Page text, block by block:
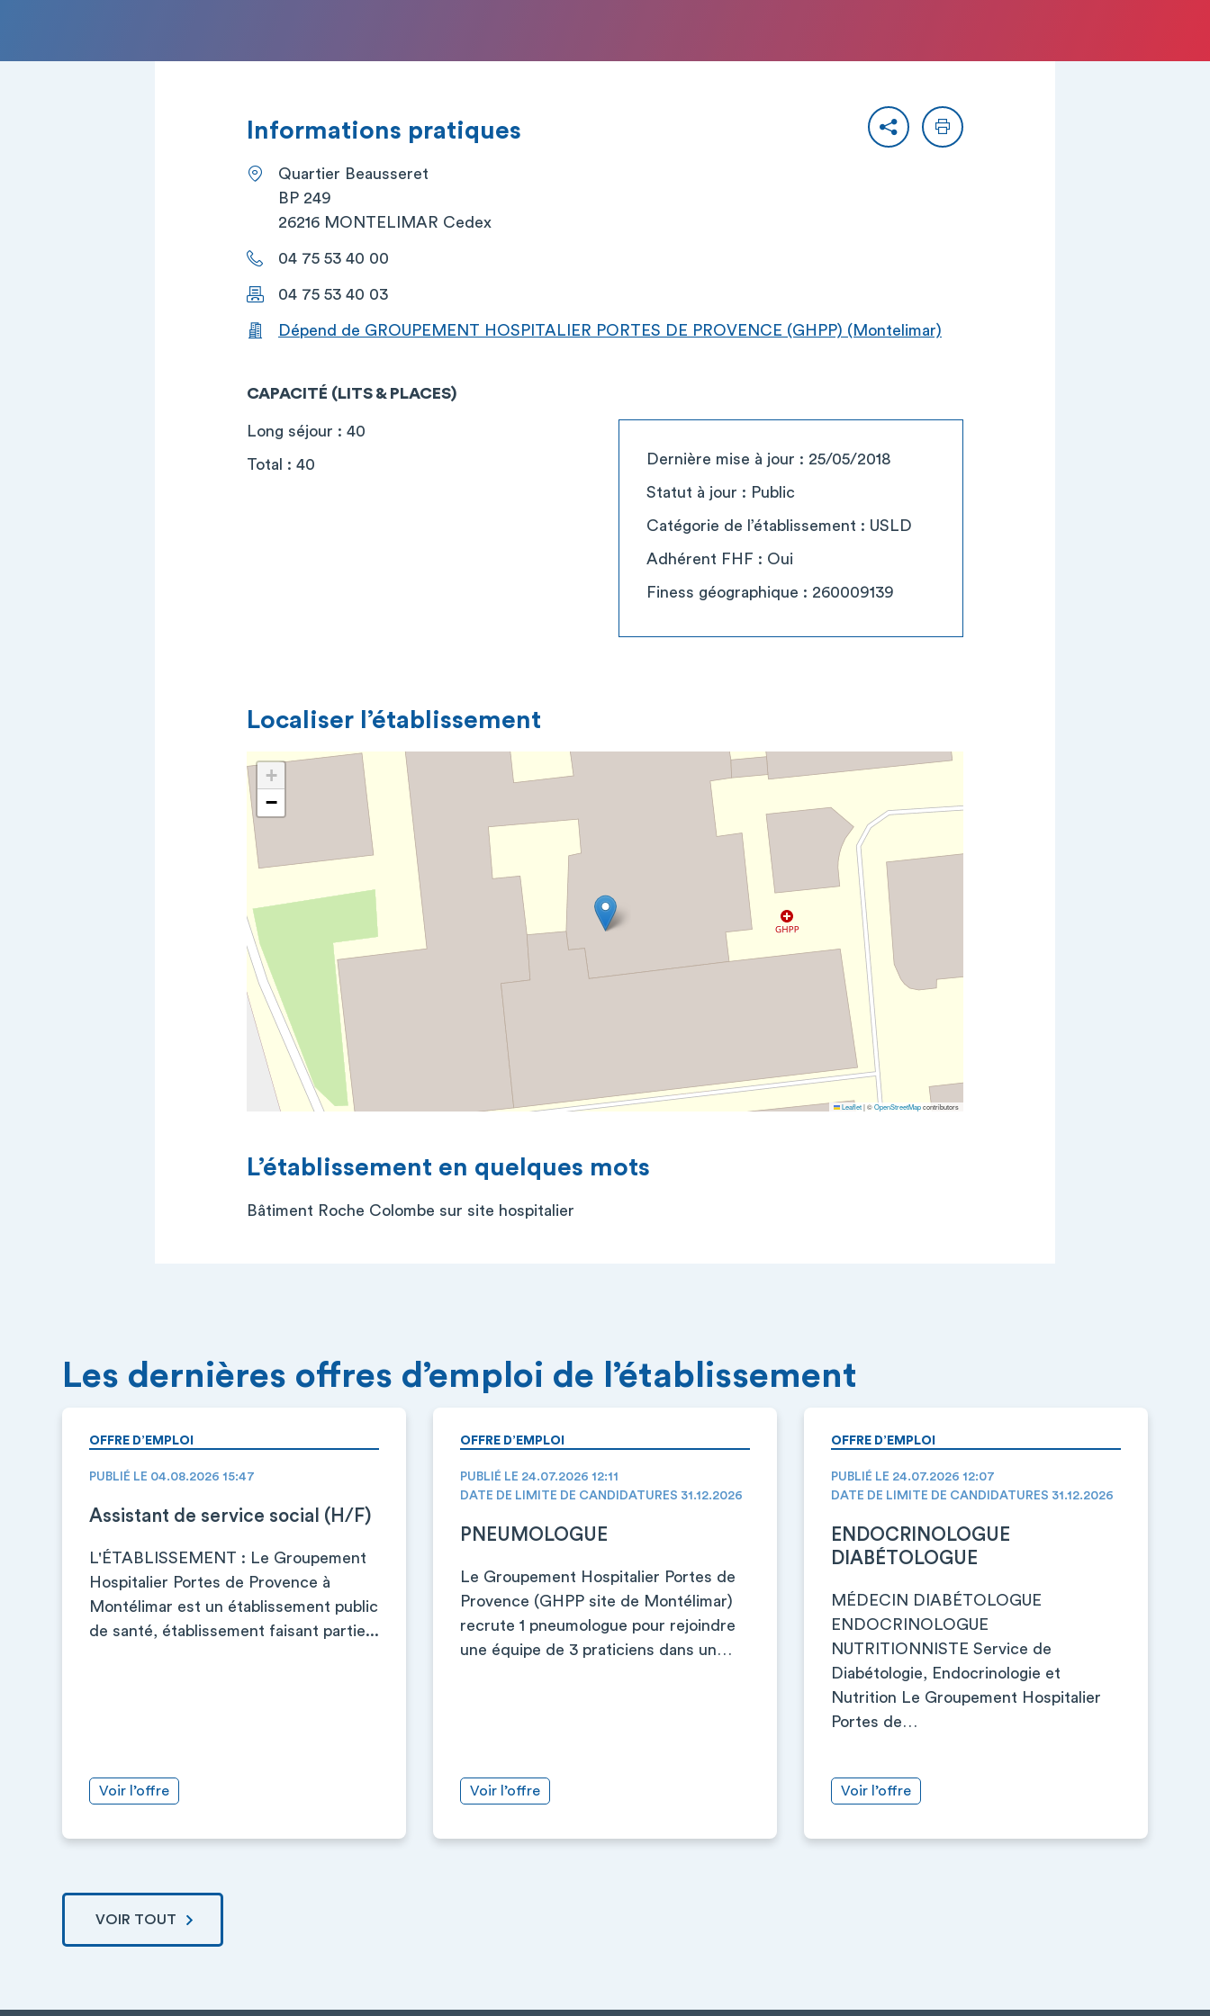
PartagerImprimer
Informations pratiques
Quartier Beausseret
BP 249
26216 MONTELIMAR Cedex
04 75 53 40 00
04 75 53 40 03
Dépend de GROUPEMENT HOSPITALIER PORTES DE PROVENCE (GHPP) (Montelimar)
CAPACITÉ (LITS & PLACES)
Long séjour : 40
Total : 40 Dernière mise à jour : 25/05/2018
Statut à jour : Public
Catégorie de l’établissement : USLD
Adhérent FHF : Oui
Finess géographique : 260009139
Localiser l’établissement
+
−
Leaflet|©OpenStreetMapcontributors
L’établissement en quelques mots
Bâtiment Roche Colombe sur site hospitalier
Les dernières offres d’emploi de l’établissement
OFFRE D’EMPLOI
PUBLIÉ LE 04.08.2026 15:47
Assistant de service social (H/F)
L'ÉTABLISSEMENT : Le Groupement
Hospitalier Portes de Provence à
Montélimar est un établissement public
de santé, établissement faisant partie...
Voir l’offre
OFFRE D’EMPLOI
PUBLIÉ LE 24.07.2026 12:11
DATE DE LIMITE DE CANDIDATURES 31.12.2026
PNEUMOLOGUE
Le Groupement Hospitalier Portes de
Provence (GHPP site de Montélimar)
recrute 1 pneumologue pour rejoindre
une équipe de 3 praticiens dans un…
Voir l’offre
OFFRE D’EMPLOI
PUBLIÉ LE 24.07.2026 12:07
DATE DE LIMITE DE CANDIDATURES 31.12.2026
ENDOCRINOLOGUE
DIABÉTOLOGUE
MÉDECIN DIABÉTOLOGUE
ENDOCRINOLOGUE
NUTRITIONNISTE Service de
Diabétologie, Endocrinologie et
Nutrition Le Groupement Hospitalier
Portes de…
Voir l’offre
VOIR TOUT